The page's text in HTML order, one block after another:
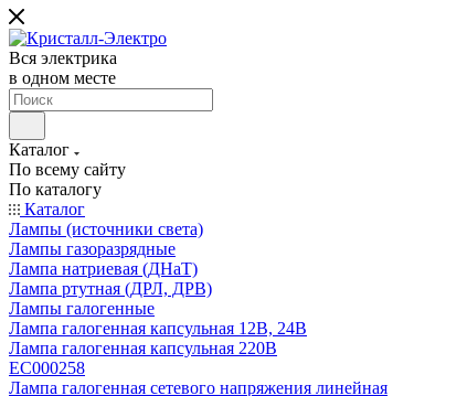
Вся электрика
в одном месте
Каталог
По всему сайту
По каталогу
Каталог
Лампы (источники света)
Лампы газоразрядные
Лампа натриевая (ДНаТ)
Лампа ртутная (ДРЛ, ДРВ)
Лампы галогенные
Лампа галогенная капсульная 12В, 24В
Лампа галогенная капсульная 220В
EC000258
Лампа галогенная сетевого напряжения линейная